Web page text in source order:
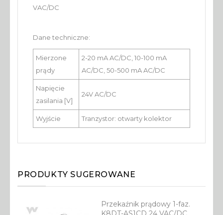
VAC/DC
Dane techniczne:
Mierzone
prądy
2-20 mA AC/DC, 10-100 mA
AC/DC, 50-500 mA AC/DC
Napięcie
zasilania [V]
24V AC/DC
Wyjście Tranzystor: otwarty kolektor
PRODUKTY SUGEROWANE
Przekaźnik prądowy 1-faz.